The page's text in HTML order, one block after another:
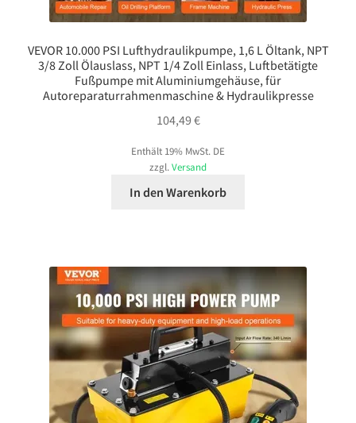
VEVOR 10.000 PSI Lufthydraulikpumpe, 1,6 L Öltank, NPT
3/8 Zoll Ölauslass, NPT 1/4 Zoll Einlass, Luftbetätigte
Fußpumpe mit Aluminiumgehäuse, für
Autoreparaturrahmenmaschine & Hydraulikpresse
104,49 €
Enthält 19% MwSt. DE
zzgl. Versand
In den Warenkorb